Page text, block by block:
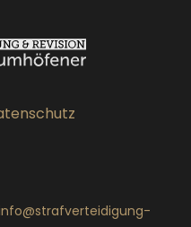
für Strafrecht Dr.
Baumhöfener